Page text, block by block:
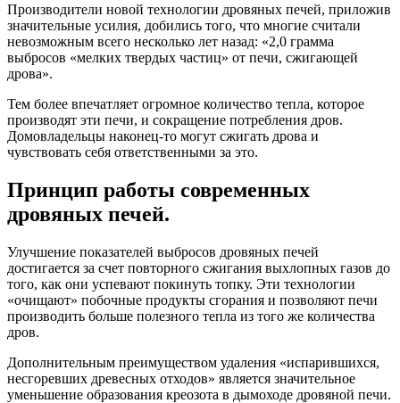
Производители новой технологии дровяных печей, приложив
значительные усилия, добились того, что многие считали
невозможным всего несколько лет назад: «2,0 грамма
выбросов «мелких твердых частиц» от печи, сжигающей
дрова».
Тем более впечатляет огромное количество тепла, которое
производят эти печи, и сокращение потребления дров.
Домовладельцы наконец-то могут сжигать дрова и
чувствовать себя ответственными за это.
Принцип работы современных
дровяных печей.
Улучшение показателей выбросов дровяных печей
достигается за счет повторного сжигания выхлопных газов до
того, как они успевают покинуть топку. Эти технологии
«очищают» побочные продукты сгорания и позволяют печи
производить больше полезного тепла из того же количества
дров.
Дополнительным преимуществом удаления «испарившихся,
несгоревших древесных отходов» является значительное
уменьшение образования креозота в дымоходе дровяной печи.